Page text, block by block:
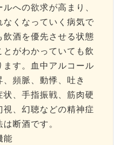
への欲求が高まり、
くなっていく病気で
酒を優先させる状態
がわかっていても飲
す。血中アルコール
頻脈、動悸、吐き
、手指振戦、筋肉硬
、幻聴などの精神症
断酒です。
能